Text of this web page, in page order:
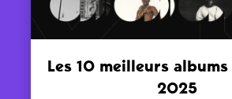
Les 10 meilleurs
2025